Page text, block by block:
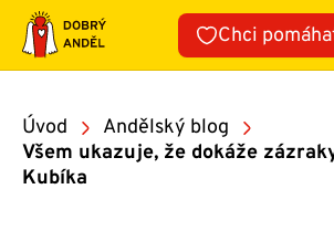
Přeskočit
obsah
Chci
Úvod
Andělský blog
Všem ukazuje, že dokáže
Kubíka